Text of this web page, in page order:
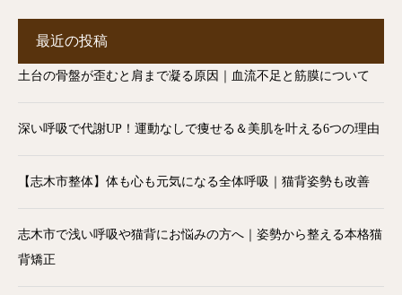
最近の投稿
土台の骨盤が歪むと肩まで凝る原因｜血流不足と筋膜について
深い呼吸で代謝UP！運動なしで痩せる＆美肌を叶える6つの理由
【志木市整体】体も心も元気になる全体呼吸｜猫背姿勢も改善
志木市で浅い呼吸や猫背にお悩みの方へ｜姿勢から整える本格猫
背矯正